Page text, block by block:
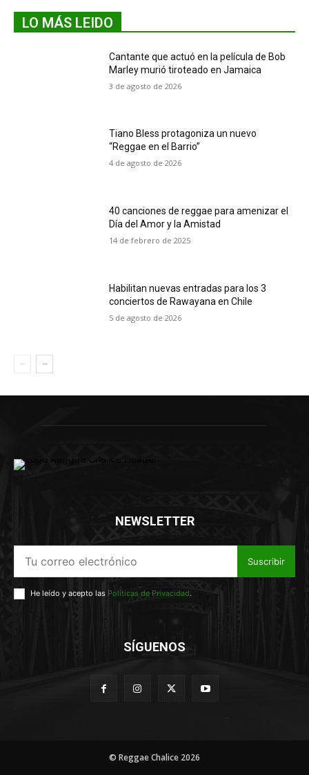
LO MÁS LEIDO
Cantante que actuó en la película de Bob
Marley murió tiroteado en Jamaica
3 de agosto de 2026
Tiano Bless protagoniza un nuevo
“Reggae en el Barrio”
4 de agosto de 2026
40 canciones de reggae para amenizar el
Día del Amor y la Amistad
14 de febrero de 2025
Habilitan nuevas entradas para los 3
conciertos de Rawayana en Chile
5 de agosto de 2026
NEWSLETTER
Suscribir
He leído y acepto las Políticas de Privacidad.
SÍGUENOS
© Reggae Chalice 2026